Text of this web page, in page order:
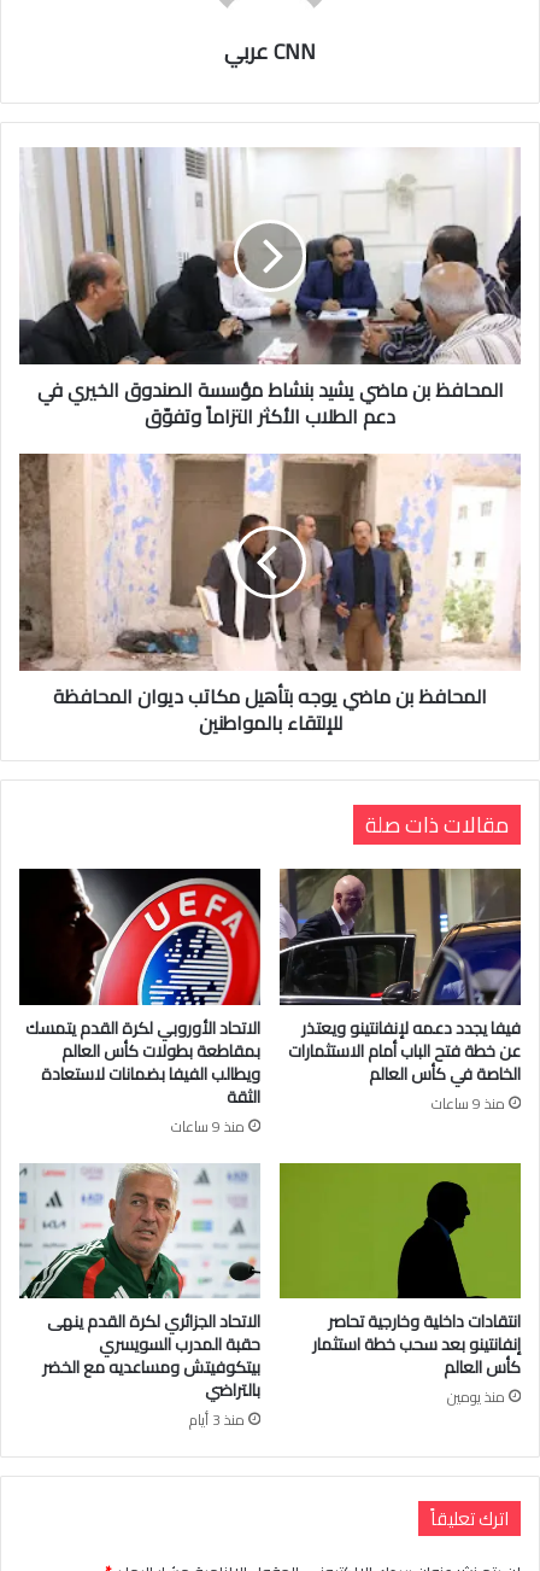
CNN عربي
المحافظ بن ماضي يشيد بنشاط مؤسسة الصندوق الخيري في
دعم الطلاب الأكثر التزاماً وتفوّق
المحافظ بن ماضي يوجه بتأهيل مكاتب ديوان المحافظة
للإلتقاء بالمواطنين
مقالات ذات صلة
فيفا يجدد دعمه لإنفانتينو ويعتذر
عن خطة فتح الباب أمام الاستثمارات
الخاصة في كأس العالم
منذ 9 ساعات
الاتحاد الأوروبي لكرة القدم يتمسك
بمقاطعة بطولات كأس العالم
ويطالب الفيفا بضمانات لاستعادة
الثقة
منذ 9 ساعات
انتقادات داخلية وخارجية تحاصر
إنفانتينو بعد سحب خطة استثمار
كأس العالم
منذ يومين
الاتحاد الجزائري لكرة القدم ينهى
حقبة المدرب السويسري
بيتكوفيتش ومساعديه مع الخضر
بالتراضي
منذ 3 أيام
اترك تعليقاً